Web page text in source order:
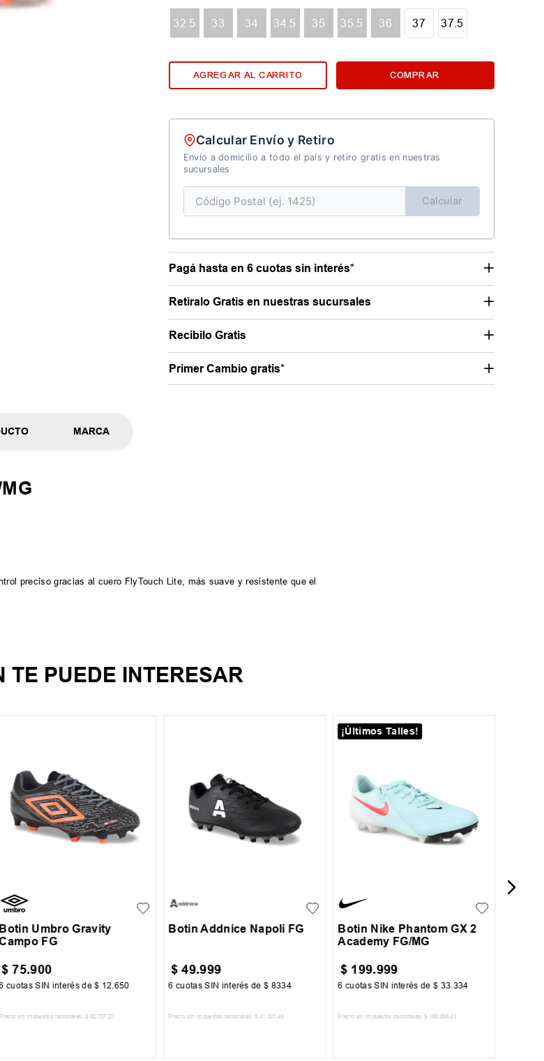
32.5 33 34 34.5 35 35.5 36 37 37.5
AGREGAR AL CARRITO COMPRAR
Calcular Envío y Retiro
Envío a domicilio a todo el país y retiro gratis en nuestras
sucursales
Calcular
Pagá hasta en 6 cuotas sin interés*
Retiralo Gratis en nuestras sucursales
Recibilo Gratis
Primer Cambio gratis*
MARCA
preciso gracias al cuero FlyTouch Lite, más suave y resistente que el
TE PUEDE INTERESAR
42
Botin Umbro Gravity
FG
$ 75.900
cuotas SIN interés de$ 12 650
Precio sin impuestos nacionales: $ 62.727 ,27
Botin Addnice Napoli FG
$ 49.999
6 cuotas SIN interés de$ 8334
Precio sin impuestos nacionales: $ 41 .321 ,49
¡Últimos Talles!
Botin Nike Phantom GX 2
Academy FG/MG
$ 199.999
6 cuotas SIN interés de$ 33 334
Precio sin impuestos nacionales: $ 165 .288,43